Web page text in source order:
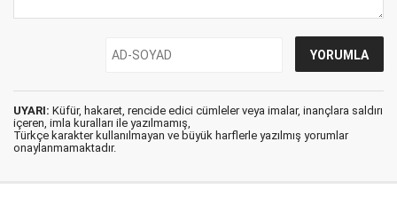
UYARI: Küfür, hakaret, rencide edici cümleler veya imalar, inançlara saldırı
içeren, imla kuralları ile yazılmamış,
Türkçe karakter kullanılmayan ve büyük harflerle yazılmış yorumlar
onaylanmamaktadır.